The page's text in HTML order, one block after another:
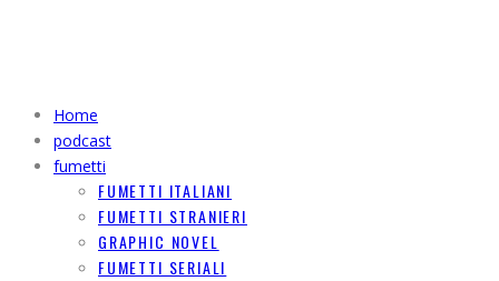
Home
podcast
fumetti
FUMETTI ITALIANI
FUMETTI STRANIERI
GRAPHIC NOVEL
FUMETTI SERIALI